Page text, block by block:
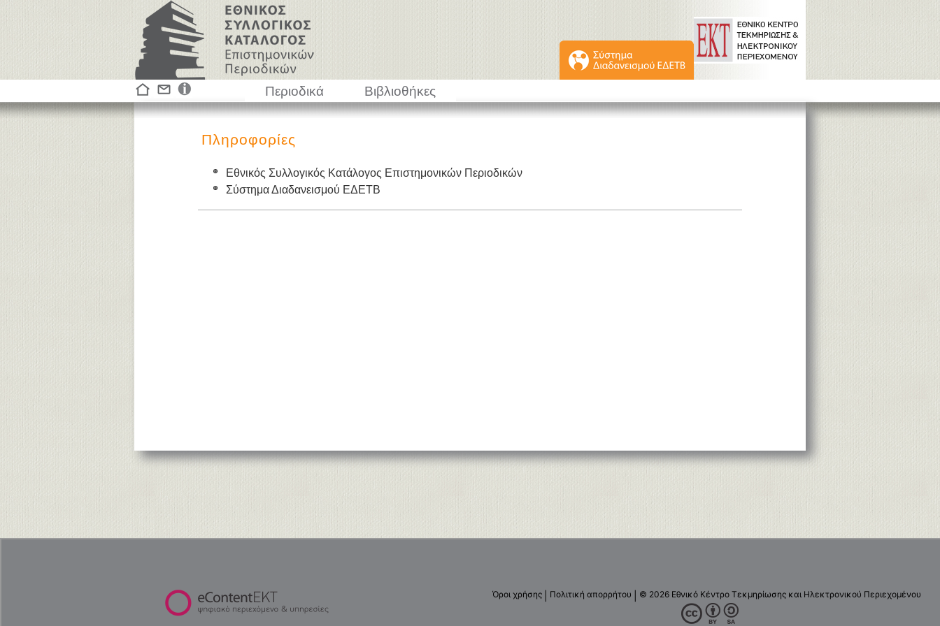
Περιοδικά Βιβλιοθήκες
Πληροφορίες
Εθνικός Συλλογικός Κατάλογος Επιστημονικών Περιοδικών
Σύστημα Διαδανεισμού ΕΔΕΤΒ